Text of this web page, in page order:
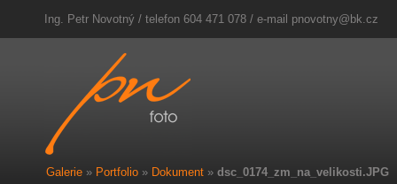
Ing. Petr Novotný / telefon 604 471 078 / e-mail pnovotny@bk.cz
Galerie » Portfolio » Dokument » dsc_0174_zm_na_velikosti.JPG